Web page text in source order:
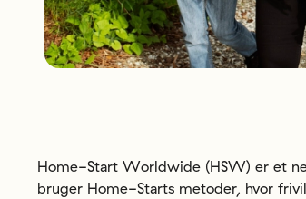
Home-Start Worldwide (HSW) er et
bruger Home-Starts metoder, hvor